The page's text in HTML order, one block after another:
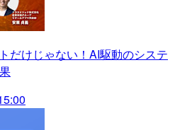
だけじゃない！AI駆動のシステ